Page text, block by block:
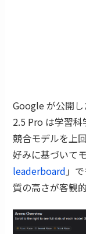
Google が公開
2.5 Pro は学習
競合モデルを上
好みに基づいて
leaderboard 」
質の高さが客観